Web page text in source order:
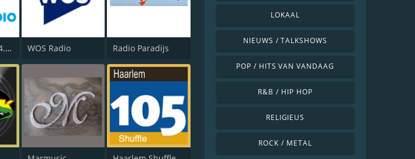
Streekradio 104.8 FM WOS Radio Radio Paradijs
LOKAAL
NIEUWS / TALKSHOWS
POP / HITS VAN VANDAAG
R&B / HIP HOP
RELIGIEUS
ROCK / METAL